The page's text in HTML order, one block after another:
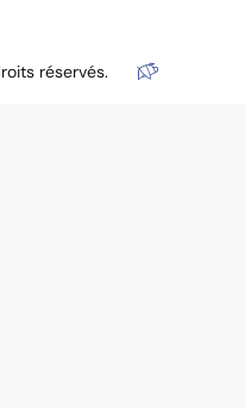
réservés.